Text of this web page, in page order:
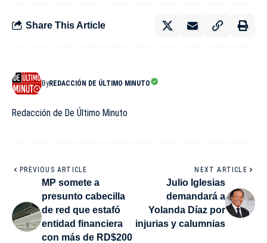
Share This Article
ByREDACCIÓN DE ÚLTIMO MINUTO
Redacción de De Último Minuto
PREVIOUS ARTICLE
MP somete a
presunto cabecilla
de red que estafó
entidad financiera
con más de RD$200
NEXT ARTICLE
Julio Iglesias
demandará a
Yolanda Díaz por
injurias y calumnias